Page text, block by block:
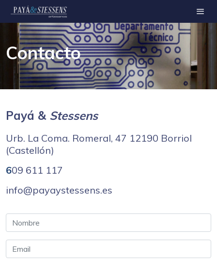
Contacto
Payá & Stessens
Urb. La Coma. Romeral, 47 12190 Borriol
(Castellón)
609 611 117
info@payaystessens.es